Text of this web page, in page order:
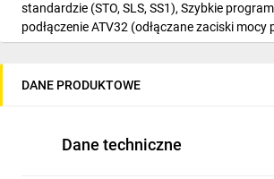
standardzie (STO, SLS, SS1), Szybkie
podłączenie ATV32 (odłączane zaciski mocy
Konfiguracja przemiennika w opakowaniu w
protokoły przemysłowe, CANopen i Modbus
optymalizację sterowania przy niskiej
DANE PRODUKTOWE
Dane techniczne